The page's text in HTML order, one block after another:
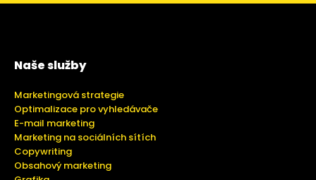
Naše služby
Marketingová strategie
Optimalizace pro vyhledávače
E-mail marketing
Marketing na sociálních sítích
Copywriting
Obsahový marketing